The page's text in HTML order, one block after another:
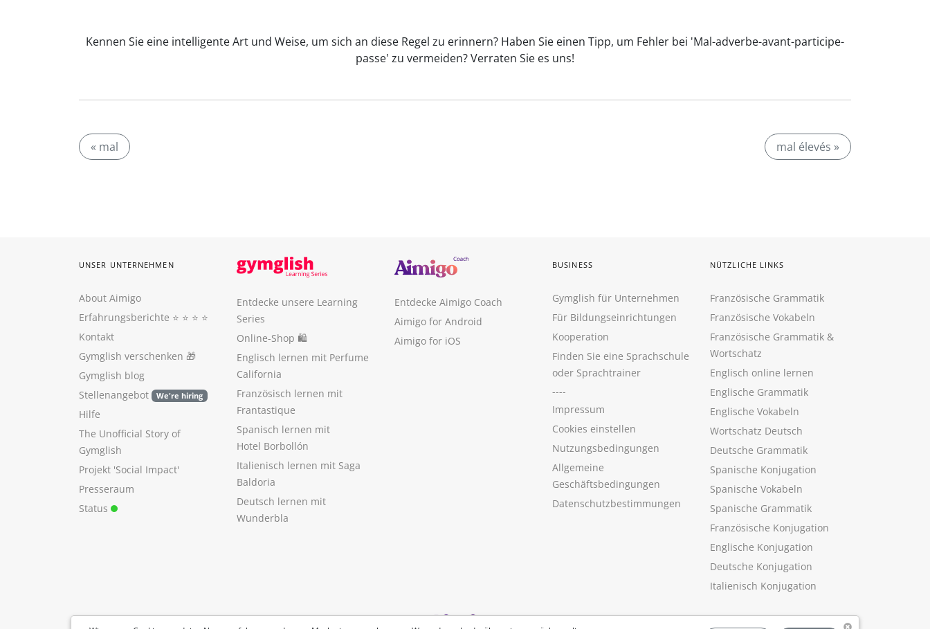
Kennen Sie eine intelligente Art und Weise, um sich an diese Regel zu erinnern? Haben Sie einen Tipp, um Fehler bei 'Mal-adverbe-avant-participe-
passe' zu vermeiden? Verraten Sie es uns!
« mal mal élevés »
UNSER UNTERNEHMEN
About Aimigo
Erfahrungsberichte ⭐️ ⭐️ ⭐️ ⭐️
Kontakt
Gymglish verschenken 🎁
Gymglish blog
Stellenangebot
We're hiring
Hilfe
The Unofficial Story of
Gymglish
Projekt 'Social Impact'
Presseraum
Status
Entdecke unsere Learning
Series
Online-Shop 🛍
Englisch lernen mit Perfume
California
Französisch lernen mit
Frantastique
Spanisch lernen mit
Hotel Borbollón
Italienisch lernen mit Saga
Baldoria
Deutsch lernen mit
Wunderbla
Entdecke Aimigo Coach
Aimigo for Android
Aimigo for iOS
BUSINESS
Gymglish für Unternehmen
Für Bildungseinrichtungen
Kooperation
Finden Sie eine Sprachschule
oder Sprachtrainer
----
Impressum
Cookies einstellen
Nutzungsbedingungen
Allgemeine
Geschäftsbedingungen
Datenschutzbestimmungen
NÜTZLICHE LINKS
Französische Grammatik
Französische Vokabeln
Französische Grammatik &
Wortschatz
Englisch online lernen
Englische Grammatik
Englische Vokabeln
Wortschatz Deutsch
Deutsche Grammatik
Spanische Konjugation
Spanische Vokabeln
Spanische Grammatik
Französische Konjugation
Englische Konjugation
Deutsche Konjugation
Italienisch Konjugation